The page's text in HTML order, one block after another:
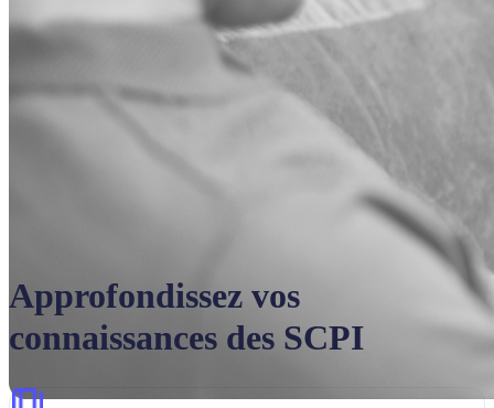
Approfondissez vos
connaissances des SCPI